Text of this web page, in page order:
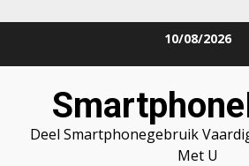
10/08/2026
Deel Smartphonegebruik
Met U